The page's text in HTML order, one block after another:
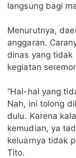
langsung bagi
Menurutnya,
anggaran.
dinas yang tidak
kegiatan
“Hal-hal yang
Nah, ini tolong
dulu. Karena
kemudian, ya
keluarnya tidak
Tito.